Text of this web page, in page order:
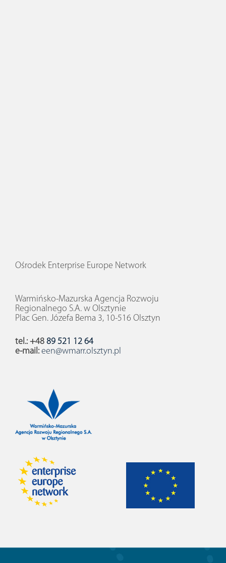
Ośrodek Enterprise Europe Network
Warmińsko-Mazurska Agencja Rozwoju
Regionalnego S.A. w Olsztynie
Plac Gen. Józefa Bema 3, 10-516 Olsztyn
tel.: +48 89 521 12 64
e-mail: een@wmarr.olsztyn.pl